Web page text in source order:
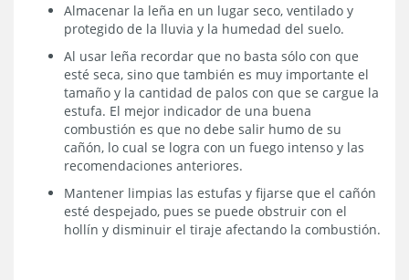
Almacenar la leña en un lugar seco, ventilado y
protegido de la lluvia y la humedad del suelo.
Al usar leña recordar que no basta sólo con que
esté seca, sino que también es muy importante el
tamaño y la cantidad de palos con que se cargue la
estufa. El mejor indicador de una buena
combustión es que no debe salir humo de su
cañón, lo cual se logra con un fuego intenso y las
recomendaciones anteriores.
Mantener limpias las estufas y fijarse que el cañón
esté despejado, pues se puede obstruir con el
hollín y disminuir el tiraje afectando la combustión.